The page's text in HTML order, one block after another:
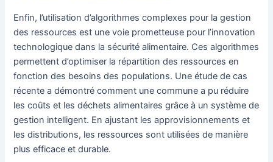
Enfin, l’utilisation d’algorithmes complexes pour la gestion
des ressources est une voie prometteuse pour l’innovation
technologique dans la sécurité alimentaire. Ces algorithmes
permettent d’optimiser la répartition des ressources en
fonction des besoins des populations. Une étude de cas
récente a démontré comment une commune a pu réduire
les coûts et les déchets alimentaires grâce à un système de
gestion intelligent. En ajustant les approvisionnements et
les distributions, les ressources sont utilisées de manière
plus efficace et durable.